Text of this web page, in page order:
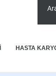
HASTA